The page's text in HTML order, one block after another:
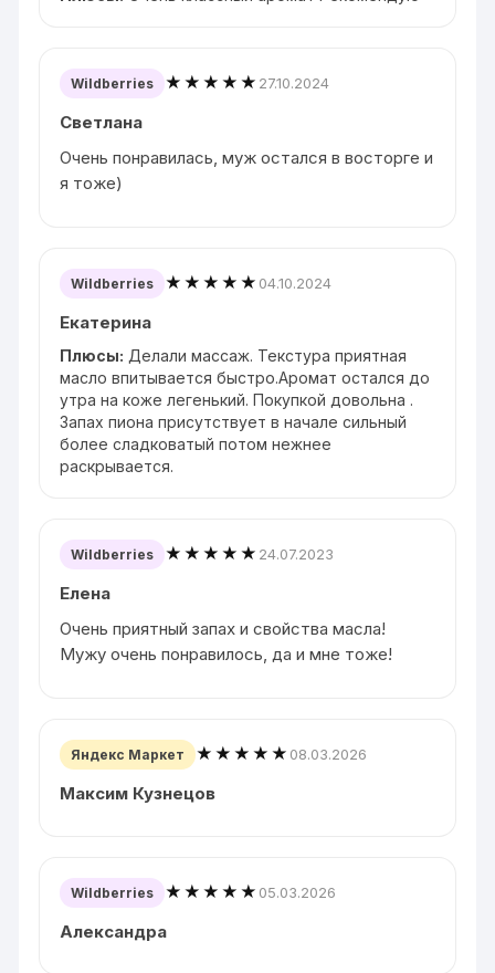
Wildberries ★★★★★ 27.10.2024
Светлана
Очень понравилась, муж остался в восторге и
я тоже)
Wildberries ★★★★★ 04.10.2024
Екатерина
Плюсы: Делали массаж. Текстура приятная
масло впитывается быстро.Аромат остался до
утра на коже легенький. Покупкой довольна .
Запах пиона присутствует в начале сильный
более сладковатый потом нежнее
раскрывается.
Wildberries ★★★★★ 24.07.2023
Елена
Очень приятный запах и свойства масла!
Мужу очень понравилось, да и мне тоже!
Яндекс Маркет ★★★★★ 08.03.2026
Максим Кузнецов
Wildberries ★★★★★ 05.03.2026
Александра